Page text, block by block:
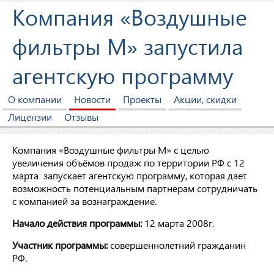
Компания «Воздушные
фильтры М» запустила
агентскую программу
О компании Новости Проекты
Акции, скидки
Лицензии
Отзывы
Компания «Воздушные фильтры М» с целью
увеличения объёмов продаж по территории РФ с 12
марта запускает агентскую программу, которая дает
возможность потенциальным партнерам сотрудничать
с компанией за вознаграждение.
Начало действия программы:12 марта 2008г.
Участник программы:совершеннолетний гражданин
РФ.